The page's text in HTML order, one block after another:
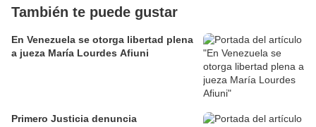
También te puede gustar
En Venezuela se otorga libertad plena
a jueza María Lourdes Afiuni
Primero Justicia denuncia